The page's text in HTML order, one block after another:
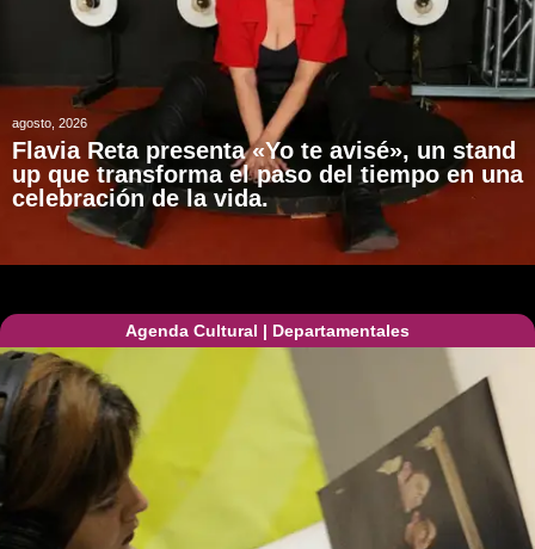
agosto, 2026
Flavia Reta presenta «Yo te avisé», un stand
up que transforma el paso del tiempo en una
celebración de la vida.
Agenda Cultural | Departamentales